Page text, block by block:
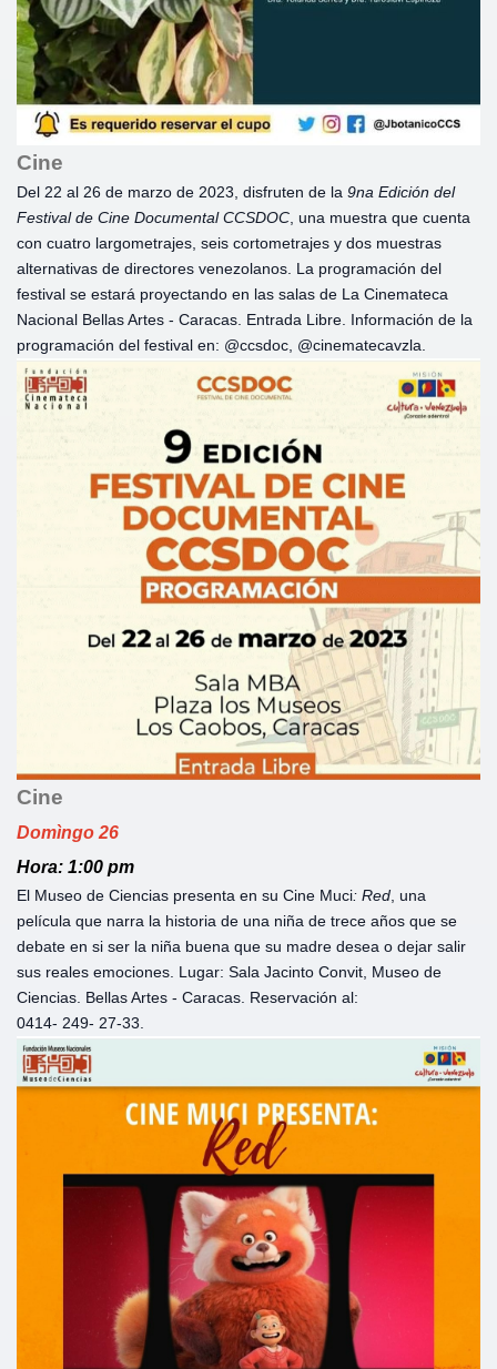
Cine
Del 22 al 26 de marzo de 2023, disfruten de la 9na Edición del
Festival de Cine Documental CCSDOC, una muestra que cuenta
con cuatro largometrajes, seis cortometrajes y dos muestras
alternativas de directores venezolanos. La programación del
festival se estará proyectando en las salas de La Cinemateca
Nacional Bellas Artes - Caracas. Entrada Libre. Información de la
programación del festival en: @ccsdoc, @cinematecavzla.
Cine
Domìngo 26
Hora: 1:00 pm
El Museo de Ciencias presenta en su Cine Muci: Red , una
película que narra la historia de una niña de trece años que se
debate en si ser la niña buena que su madre desea o dejar salir
sus reales emociones. Lugar: Sala Jacinto Convit, Museo de
Ciencias. Bellas Artes - Caracas. Reservación al:
0414- 249- 27-33